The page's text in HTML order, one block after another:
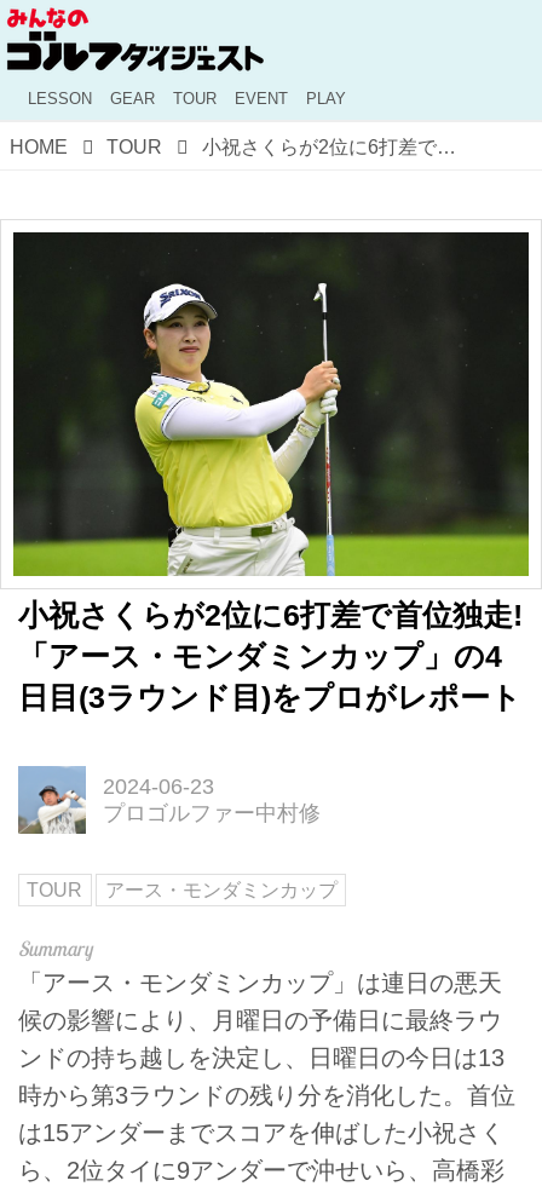
LESSON GEAR TOUR EVENT PLAY
HOME TOUR 小祝さくらが2位に6打差で首位独走!「アース・モンダミンカップ」の4日目(3ラウンド目)をプロがレポート
小祝さくらが2位に6打差で首位独走!
「アース・モンダミンカップ」の4
日目(3ラウンド目)をプロがレポート
2024-06-23
プロゴルファー中村修
TOUR アース・モンダミンカップ
「アース・モンダミンカップ」は連日の悪天
候の影響により、月曜日の予備日に最終ラウ
ンドの持ち越しを決定し、日曜日の今日は13
時から第3ラウンドの残り分を消化した。首位
は15アンダーまでスコアを伸ばした小祝さく
ら、2位タイに9アンダーで沖せいら、高橋彩